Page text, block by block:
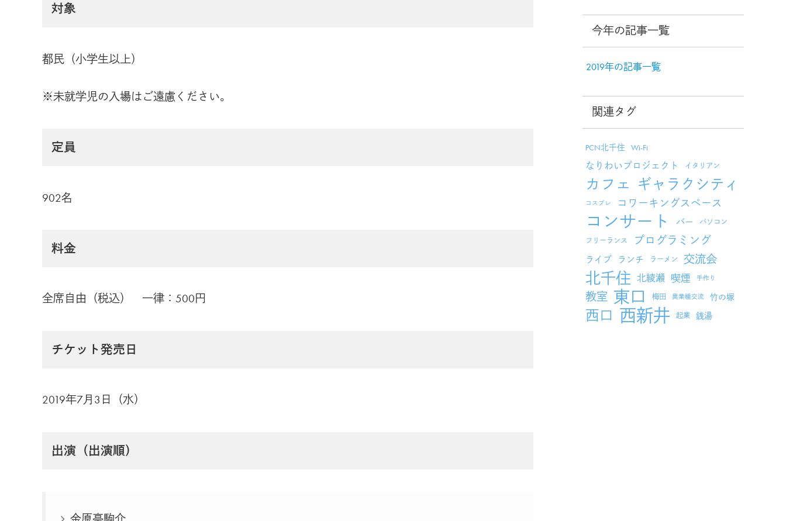
対象
都民（小学生以上）
※未就学児の入場はご遠慮ください。
定員
902名
料金
全席自由（税込） 一律：500円
チケット発売日
2019年7月3日（水）
出演（出演順）
今年の記事一覧
2019年の記事一覧
関連タグ
PCN北千住 Wi-Fi
なりわいプロジェクト イタリアン
カフェ ギャラクシティ
コスプレ コワーキングスペース
コンサート バー
パソコン
フリーランス
プログラミング
ライブ ランチ ラーメン 交流会
北千住 北綾瀬 喫煙 手作り
教室 東口 梅田 異業種交流 竹の塚
西口 西新井 起業 銭湯